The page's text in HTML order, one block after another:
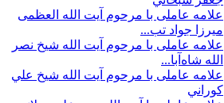
علامه عاملی با مرحوم آيت الله العظمى
ميرزا جواد تب...
علامه عاملی با مرحوم آيت الله شيخ نصر
الله شاه‌آبا...
علامه عاملی با مرحوم آيت الله شيخ علي
كوراني